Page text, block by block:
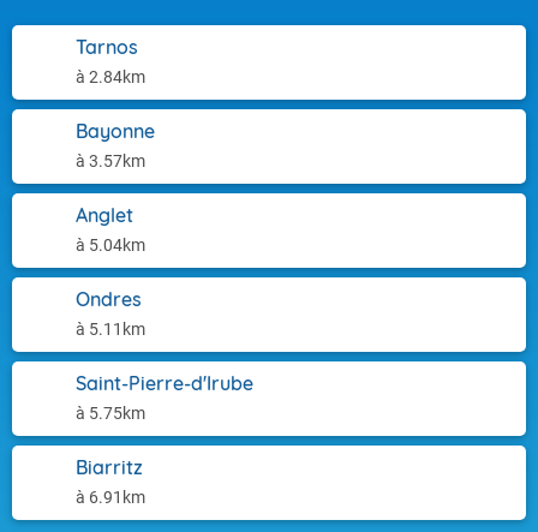
Tarnos
à 2.84km
Bayonne
à 3.57km
Anglet
à 5.04km
Ondres
à 5.11km
Saint-Pierre-d'Irube
à 5.75km
Biarritz
à 6.91km